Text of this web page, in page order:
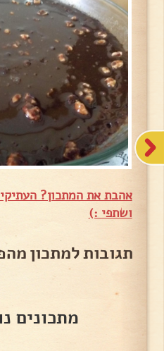
אהבת את המתכון?
ושתפי :)
תגובות למתכון
מתכונים